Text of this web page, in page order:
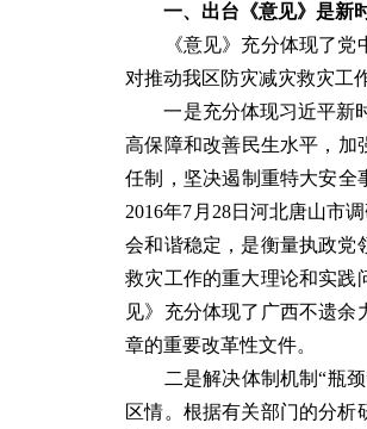
一、出台《意见》是新
《意见》充分体现了党中
对推动我区防灾减灾救灾工
一是充分体现习近平新时
高保障和改善民生水平，加
任制，坚决遏制重特大安全
2016年7月28日河北唐山市
会和谐稳定，是衡量执政党
救灾工作的重大理论和实践
见》充分体现了广西不遗
章的重要改革性文件。
二是解决体制机制“瓶颈”
区情。根据有关部门的分